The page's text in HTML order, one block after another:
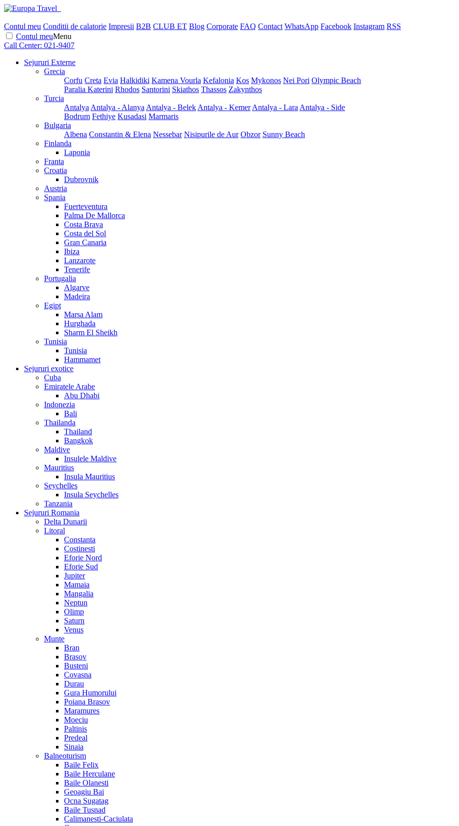
Contul meu Conditii de calatorie Impresii B2B CLUB ET Blog Corporate FAQ Contact WhatsApp Facebook Instagram RSS
Contul meuMenu
Call Center: 021-9407
Sejururi Externe
Grecia
Corfu Creta Evia Halkidiki Kamena Vourla Kefalonia Kos Mykonos Nei Pori Olympic Beach
Paralia Katerini Rhodos Santorini Skiathos Thassos Zakynthos
Turcia
Antalya Antalya - Alanya Antalya - Belek Antalya - Kemer Antalya - Lara Antalya - Side
Bodrum Fethiye Kusadasi Marmaris
Bulgaria
Albena Constantin & Elena Nessebar Nisipurile de Aur Obzor Sunny Beach
Finlanda
Laponia
Franta
Croatia
Dubrovnik
Austria
Spania
Fuerteventura
Palma De Mallorca
Costa Brava
Costa del Sol
Gran Canaria
Ibiza
Lanzarote
Tenerife
Portugalia
Algarve
Madeira
Egipt
Marsa Alam
Hurghada
Sharm El Sheikh
Tunisia
Tunisia
Hammamet
Sejururi exotice
Cuba
Emiratele Arabe
Abu Dhabi
Indonezia
Bali
Thailanda
Thailand
Bangkok
Maldive
Insulele Maldive
Mauritius
Insula Mauritius
Seychelles
Insula Seychelles
Tanzania
Sejururi Romania
Delta Dunarii
Litoral
Constanta
Costinesti
Eforie Nord
Eforie Sud
Jupiter
Mamaia
Mangalia
Neptun
Olimp
Saturn
Venus
Munte
Bran
Brasov
Busteni
Covasna
Durau
Gura Humorului
Poiana Brasov
Maramures
Moeciu
Paltinis
Predeal
Sinaia
Balneoturism
Baile Felix
Baile Herculane
Baile Olanesti
Geoagiu Bai
Ocna Sugatag
Baile Tusnad
Calimanesti-Caciulata